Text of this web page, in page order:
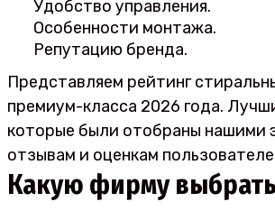
Удобство управления.
Особенности монтажа.
Репутацию бренда.
Представляем рейтинг
премиум-класса 2026 года.
которые были отобраны нашими
отзывам и оценкам
Какую фирму